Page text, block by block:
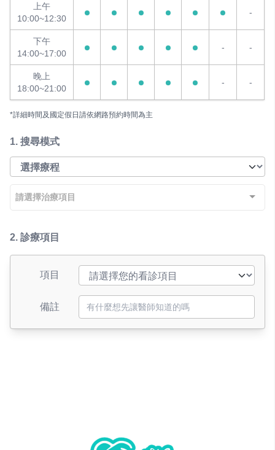
上午
10:00~12:30
-
下午
14:00~17:00
- -
晚上
18:00~21:00
- -
*詳細時間及國定假日請依網路預約時間為主
1. 搜尋模式
請選擇治療項目
2. 診療項目
項目
備註